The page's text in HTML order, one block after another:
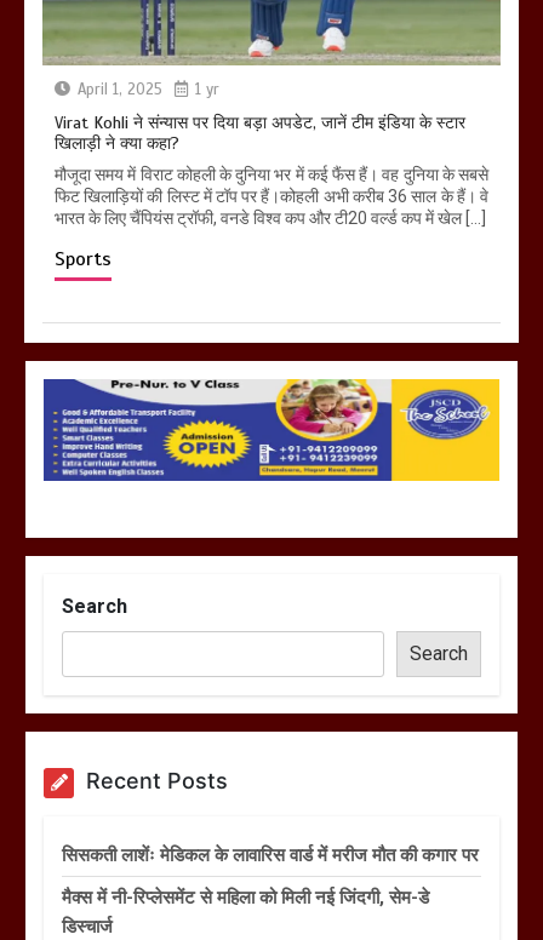
April 1, 2025 1 yr
Virat Kohli ने संन्यास पर दिया बड़ा अपडेट, जानें टीम इंडिया के स्टार
खिलाड़ी ने क्या कहा?
मौजूदा समय में विराट कोहली के दुनिया भर में कई फैंस हैं। वह दुनिया के सबसे
फिट खिलाड़ियों की लिस्ट में टॉप पर हैं।कोहली अभी करीब 36 साल के हैं। वे
भारत के लिए चैंपियंस ट्रॉफी, वनडे विश्व कप और टी20 वर्ल्ड कप में खेल […]
Sports
Search
Search
Recent Posts
सिसकती लाशेंः मेडिकल के लावारिस वार्ड में मरीज मौत की कगार पर
मैक्स में नी-रिप्लेसमेंट से महिला को मिली नई जिंदगी, सेम-डे
डिस्चार्ज